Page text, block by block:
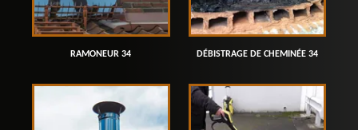
RAMONEUR 34 DÉBISTRAGE DE CHEMINÉE 34